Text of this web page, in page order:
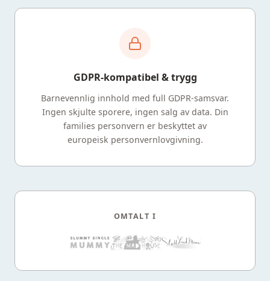
GDPR-kompatibel & trygg
Barnevennlig innhold med full GDPR-samsvar.
Ingen skjulte sporere, ingen salg av data. Din
families personvern er beskyttet av
europeisk personvernlovgivning.
OMTALT I